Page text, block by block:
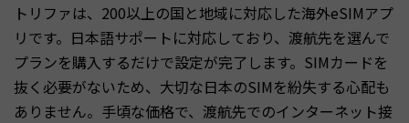
トリファは、200以上の国と地域に対応した海外eSIMアプ
リです。日本語サポートに対応しており、渡航先を選んで
プランを購入するだけで設定が完了します。SIMカードを
抜く必要がないため、大切な日本のSIMを紛失する心配も
ありません。手頃な価格で、渡航先でのインターネット接